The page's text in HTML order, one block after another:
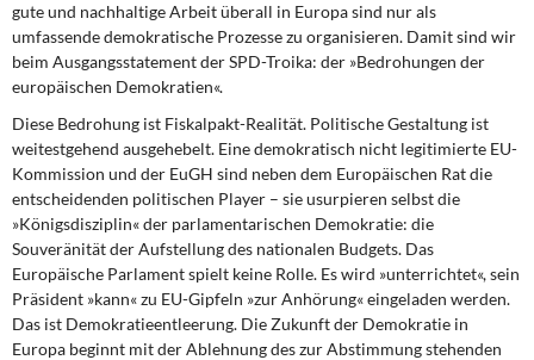
gute und nachhaltige Arbeit überall in Europa sind nur als
umfassende demokratische Prozesse zu organisieren. Damit sind wir
beim Ausgangsstatement der SPD-Troika: der »Bedrohungen der
europäischen Demokratien«.
Diese Bedrohung ist Fiskalpakt-Realität. Politische Gestaltung ist
weitestgehend ausgehebelt. Eine demokratisch nicht legitimierte EU-
Kommission und der EuGH sind neben dem Europäischen Rat die
entscheidenden politischen Player – sie usurpieren selbst die
»Königsdisziplin« der parlamentarischen Demokratie: die
Souveränität der Aufstellung des nationalen Budgets. Das
Europäische Parlament spielt keine Rolle. Es wird »unterrichtet«, sein
Präsident »kann« zu EU-Gipfeln »zur Anhörung« eingeladen werden.
Das ist Demokratieentleerung. Die Zukunft der Demokratie in
Europa beginnt mit der Ablehnung des zur Abstimmung stehenden